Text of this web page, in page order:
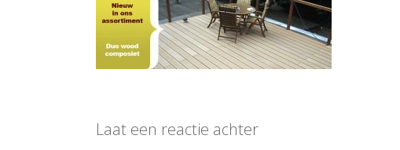
Laat een reactie achter